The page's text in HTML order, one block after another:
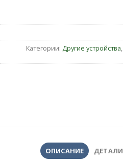
Категории: Другие устройства,
ОПИСАНИЕ ДЕТАЛИ